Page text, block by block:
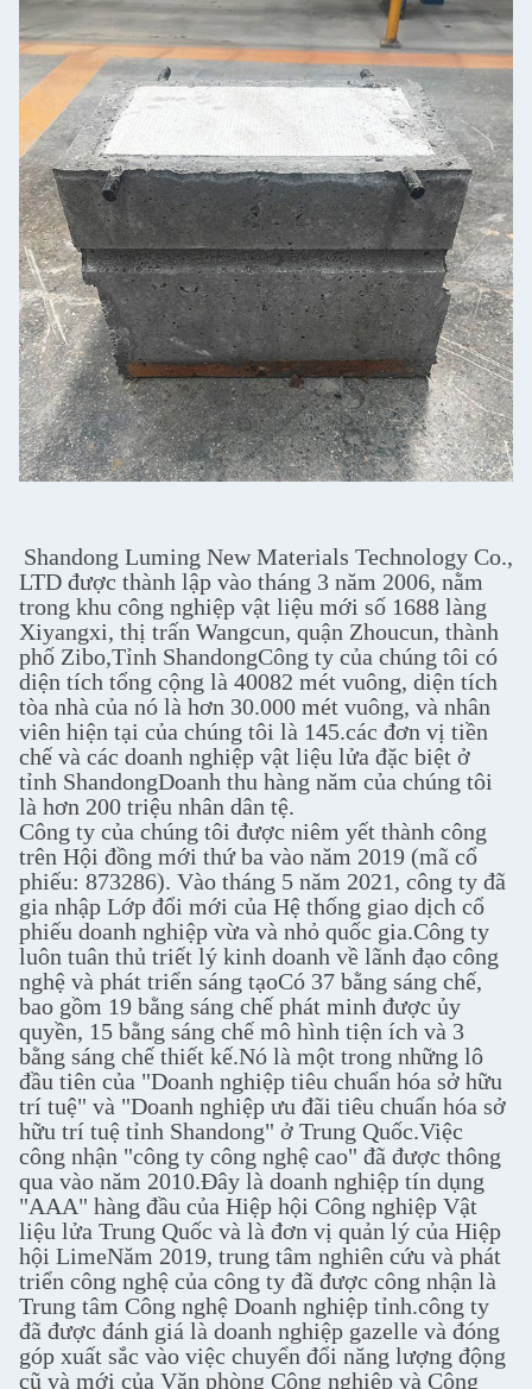
Shandong Luming New Materials Technology Co.,
LTD được thành lập vào tháng 3 năm 2006, nằm
trong khu công nghiệp vật liệu mới số 1688 làng
Xiyangxi, thị trấn Wangcun, quận Zhoucun, thành
phố Zibo,Tỉnh ShandongCông ty của chúng tôi có
diện tích tổng cộng là 40082 mét vuông, diện tích
tòa nhà của nó là hơn 30.000 mét vuông, và nhân
viên hiện tại của chúng tôi là 145.các đơn vị tiền
chế và các doanh nghiệp vật liệu lửa đặc biệt ở
tỉnh ShandongDoanh thu hàng năm của chúng tôi
là hơn 200 triệu nhân dân tệ.
Công ty của chúng tôi được niêm yết thành công
trên Hội đồng mới thứ ba vào năm 2019 (mã cổ
phiếu: 873286). Vào tháng 5 năm 2021, công ty đã
gia nhập Lớp đổi mới của Hệ thống giao dịch cổ
phiếu doanh nghiệp vừa và nhỏ quốc gia.Công ty
luôn tuân thủ triết lý kinh doanh về lãnh đạo công
nghệ và phát triển sáng tạoCó 37 bằng sáng chế,
bao gồm 19 bằng sáng chế phát minh được ủy
quyền, 15 bằng sáng chế mô hình tiện ích và 3
bằng sáng chế thiết kế.Nó là một trong những lô
đầu tiên của "Doanh nghiệp tiêu chuẩn hóa sở hữu
trí tuệ" và "Doanh nghiệp ưu đãi tiêu chuẩn hóa sở
hữu trí tuệ tỉnh Shandong" ở Trung Quốc.Việc
công nhận "công ty công nghệ cao" đã được thông
qua vào năm 2010.Đây là doanh nghiệp tín dụng
"AAA" hàng đầu của Hiệp hội Công nghiệp Vật
liệu lửa Trung Quốc và là đơn vị quản lý của Hiệp
hội LimeNăm 2019, trung tâm nghiên cứu và phát
triển công nghệ của công ty đã được công nhận là
Trung tâm Công nghệ Doanh nghiệp tỉnh.công ty
đã được đánh giá là doanh nghiệp gazelle và đóng
góp xuất sắc vào việc chuyển đổi năng lượng động
cũ và mới của Văn phòng Công nghiệp và Công